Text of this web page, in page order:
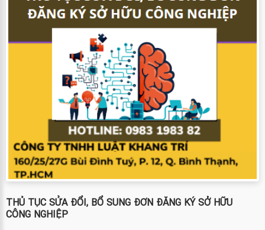
THỦ TỤC SỬA ĐỔI, BỔ SUNG ĐƠN ĐĂNG KÝ SỞ HỮU
CÔNG NGHIỆP